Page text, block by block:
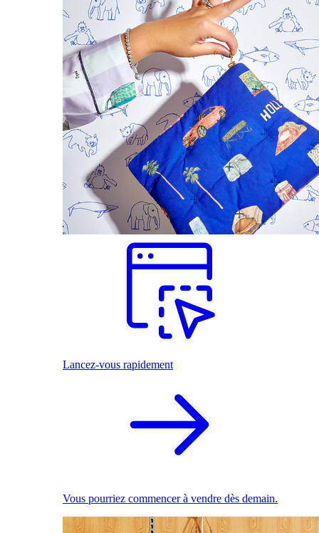
Lancez-vous rapidement
Vous pourriez commencer à vendre dès demain.